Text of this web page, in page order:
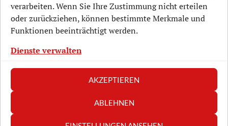
verarbeiten. Wenn Sie Ihre Zustimmung nicht erteilen
oder zurückziehen, können bestimmte Merkmale und
Funktionen beeinträchtigt werden.
Dienste verwalten
AKZEPTIEREN
ABLEHNEN
Veranstaltungen
Verein
Impressum
Kontaktformular